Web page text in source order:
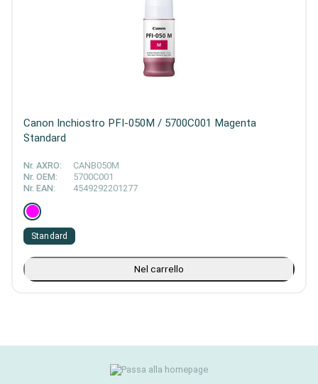
Canon Inchiostro PFI-050M / 5700C001 Magenta
Standard
Nr. AXRO:
CANB050M
Nr. OEM:
5700C001
Nr. EAN:
4549292201277
Standard
Nel carrello